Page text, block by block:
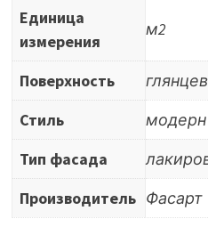
Единица
измерения
м2
Поверхность
Стиль
модерн
Тип фасада
Производитель Фасарт